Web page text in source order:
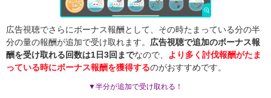
広告視聴でさらにボーナス報酬として、その時たまっている分の半
分の量の報酬が追加で受け取れます。 広告視聴で追加のボーナス報
酬を受け取れる回数は1日3回までなので、
より多く討伐報酬がたま
っている時にボーナス報酬を獲得するのがおすすめです。
▼半分が追加で受け取れる！